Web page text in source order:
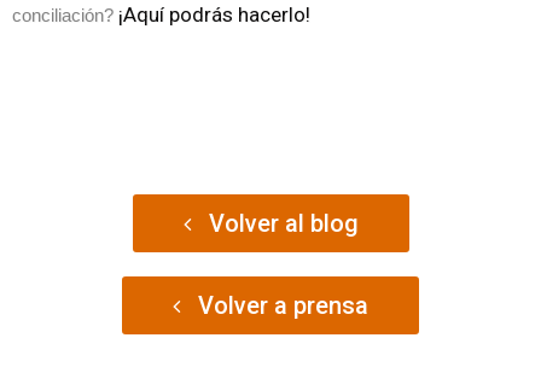
conciliación? ¡Aquí podrás hacerlo!
Volver al blog
Volver a prensa